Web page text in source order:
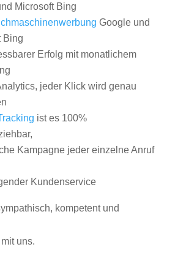
Microsoft Bing
Google und
Bing
Erfolg mit monatlichem
jeder Klick wird genau
ist es 100%
Kampagne jeder einzelne Anruf
Kundenservice
kompetent und
uns.